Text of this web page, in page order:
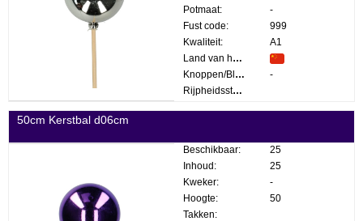
Potmaat:
-
Fust code:
999
Kwaliteit:
A1
Land van herkomst:
Knoppen/Bloemen:
-
Rijpheidsstadium:
50cm Kerstbal d06cm
Beschikbaar:
25
Inhoud:
25
Kweker:
-
Hoogte:
50
Takken: